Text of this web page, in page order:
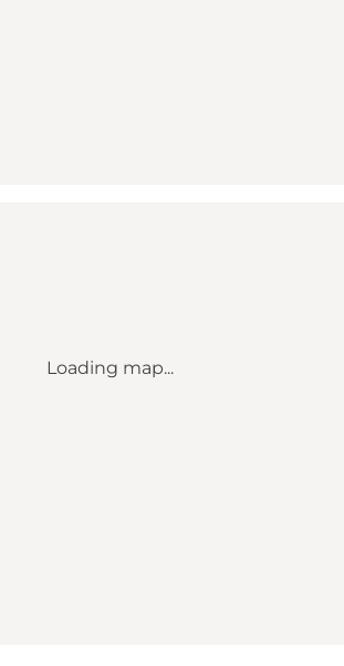
Loading map...